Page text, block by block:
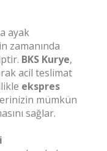
ayak
zamanında
BKS Kurye,
acil teslimat
ekspres
mümkün
sağlar.